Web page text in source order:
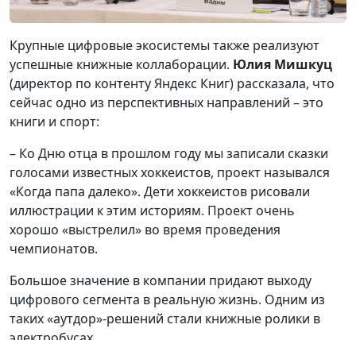
Крупные цифровые экосистемы также реализуют
успешные книжные коллаборации. Юлия Мишкуц
(директор по контенту Яндекс Книг) рассказала, что
сейчас одно из перспективных направлений –­ это
книги и спорт:
– Ко Дню отца в прошлом году мы записали сказки
голосами известных хоккеистов, проект назывался
«Когда папа далеко». Дети хоккеистов рисовали
иллюстрации к этим историям. Проект очень
хорошо «выстрелил» во время проведения
чемпионатов.
Большое значение в компании придают выходу
цифрового сегмента в реальную жизнь. Одним из
таких «аутдор»-решений стали книжные ролики в